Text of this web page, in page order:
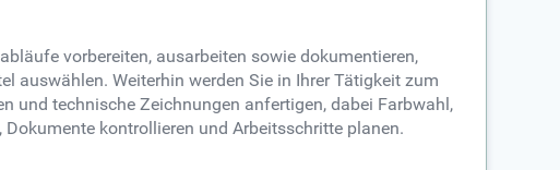
vorbereiten, ausarbeiten sowie dokumentieren,
auswählen. Weiterhin werden Sie in Ihrer Tätigkeit zum
und technische Zeichnungen anfertigen, dabei Farbwahl,
kontrollieren und Arbeitsschritte planen.